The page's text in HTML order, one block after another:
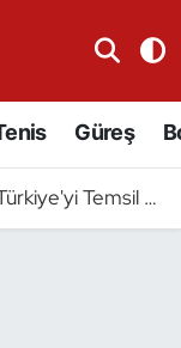
Güreş
Temsil Edecek